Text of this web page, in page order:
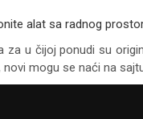
alat sa radnog
u čijoj ponudi su
novi mogu se naći na